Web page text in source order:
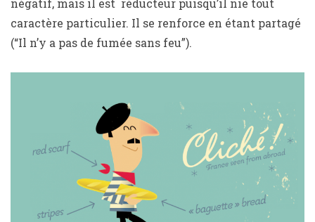
négatif, mais il est réducteur puisqu’il nie tout
caractère particulier. Il se renforce en étant partagé
(“Il n’y a pas de fumée sans feu”).